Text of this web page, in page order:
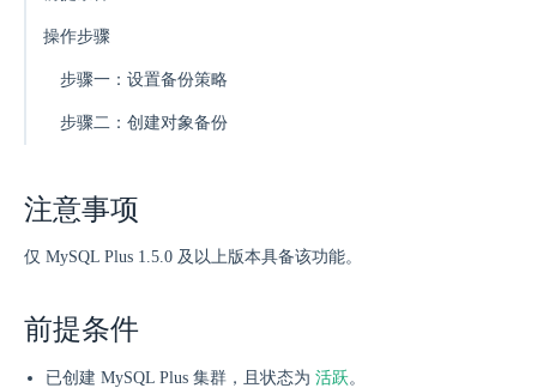
操作步骤
步骤一：设置备份策略
步骤二：创建对象备份
注意事项
仅 MySQL Plus 1.5.0 及以上版本具备该功能。
前提条件
已创建 MySQL Plus 集群，且状态为 活跃。